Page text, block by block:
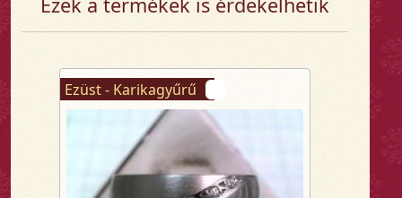
Ezüst - Karikagyűrű